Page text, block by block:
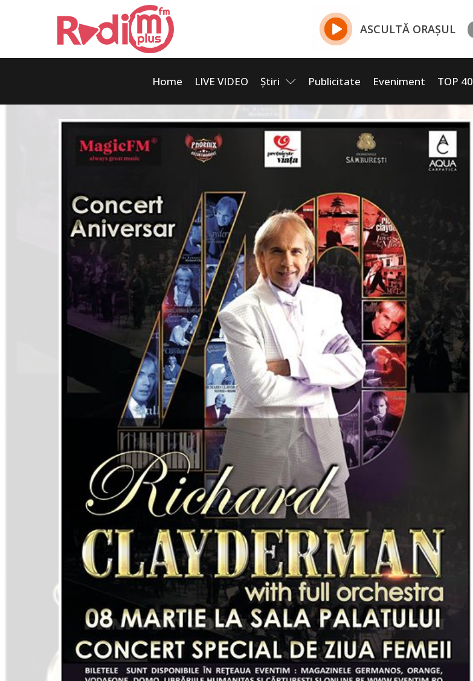
ASCULTĂ ORAȘUL
Home LIVE VIDEO Știri Publicitate Eveniment TOP 40